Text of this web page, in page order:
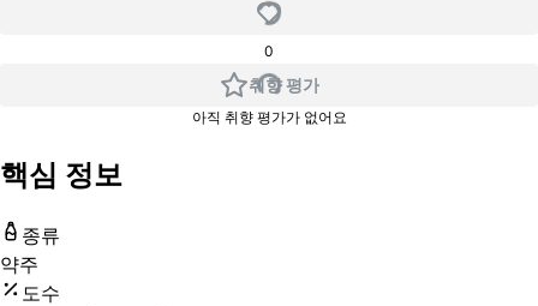
0
취향 평가
아직 취향 평가가 없어요
핵심 정보
종류
약주
도수